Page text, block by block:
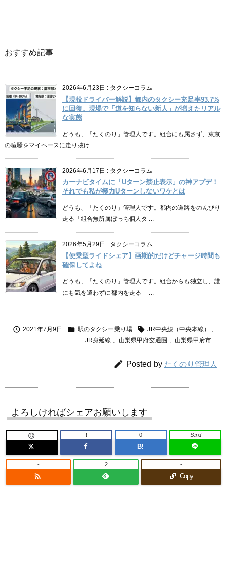
おすすめ記事
2026年6月23日 : タクシーコラム
【現役ドライバー解説】都内のタクシー充足率93.7%
に回復。現場で「道を知らない新人」が増えたリアル
な実態
どうも、「たくのり」管理人です。組合にも属さず、東京
の喧騒をマイペースに走り抜け ...
2026年6月17日 : タクシーコラム
カーナビタイムに「Uターン禁止表示」の神アプデ！
それでも私が極力Uターンしないワケとは
どうも、「たくのり」管理人です。都内の道路をのんびり
走る「組合無所属ぼっち個人タ ...
2026年5月29日 : タクシーコラム
【便乗型ライドシェア】画期的だけどチャージ時間も
確保してよね
どうも、「たくのり」管理人です。組合からも独立し、誰
にも気を遣わずに都内を走る「 ...
 2021年7月9日  駅のタクシー乗り場  JR中央線（中央本線）
,
JR身延線 , 山梨県甲府交通圏 , 山梨県甲府市
 Posted by たくのり管理人
よろしければシェアお願いします
 !
B!
0 Send

- 2
Copy
-